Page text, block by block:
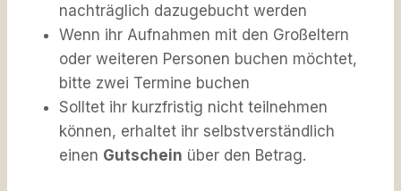
nachträglich dazugebucht werden
Wenn ihr Aufnahmen mit den Großeltern
oder weiteren Personen buchen möchtet,
bitte zwei Termine buchen
Solltet ihr kurzfristig nicht teilnehmen
können, erhaltet ihr selbstverständlich
einen Gutschein über den Betrag.